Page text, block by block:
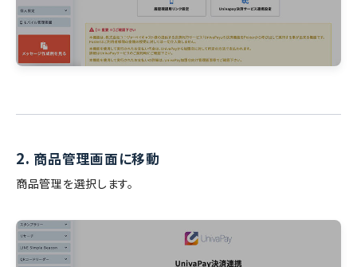
2. 商品管理画面に移動
商品管理を選択します。